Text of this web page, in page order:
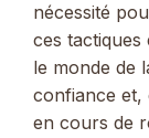
nécessité
ces
le monde de
confiance et,
en cours de